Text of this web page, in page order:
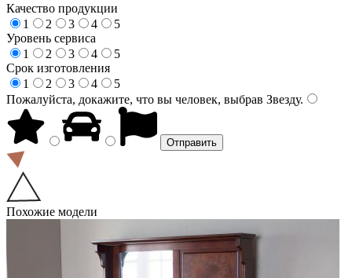
Качество продукции
1
2 3 4
5
Уровень сервиса
1
2 3 4
5
Срок изготовления
1
2 3 4
5
Пожалуйста, докажите, что вы человек, выбрав Звезду.
Похожие модели